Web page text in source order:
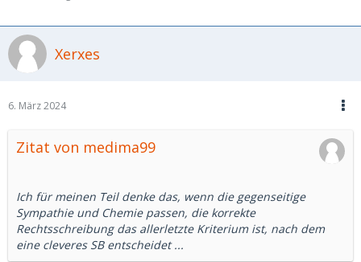
Xerxes
6. März 2024
Zitat von medima99
Ich für meinen Teil denke das, wenn die gegenseitige
Sympathie und Chemie passen, die korrekte
Rechtsschreibung das allerletzte Kriterium ist, nach dem
eine cleveres SB entscheidet ...